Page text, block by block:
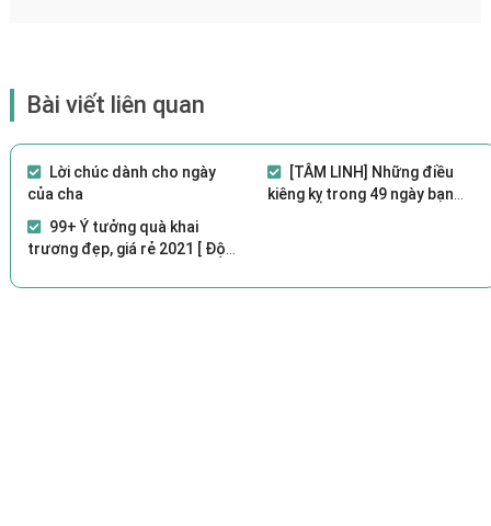
Bài viết liên quan
Lời chúc dành cho ngày
của cha
[TÂM LINH] Những điều
kiêng kỵ trong 49 ngày bạn
99+ Ý tưởng quà khai
trương đẹp, giá rẻ 2021 [ Độc